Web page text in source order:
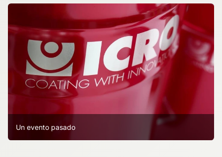
Un evento pasado